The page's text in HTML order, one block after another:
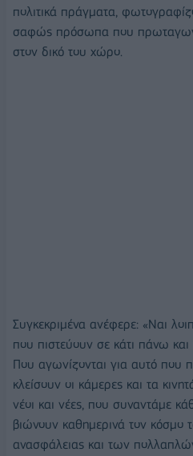
πολιτικά πράγματα,
σαφώς πρόσωπα που
στον δικό του χώρο.
Συγκεκριμένα ανέφερε: «Ναι
που πιστεύουν σε κάτι πάνω
Που αγωνίζονται για αυτό που
κλείσουν οι κάμερες και τα
νέοι και νέες, που συναντάμε
βιώνουν καθημερινά τον κόσμο
ανασφάλειας και των